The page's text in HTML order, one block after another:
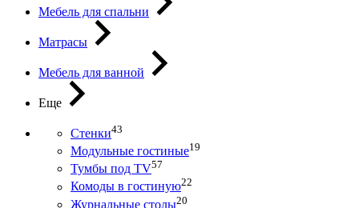
Мебель для спальни
Матрасы
Мебель для ванной
Еще
Стенки43
Модульные гостиные19
Тумбы под ТV57
Комоды в гостиную22
Журнальные столы20